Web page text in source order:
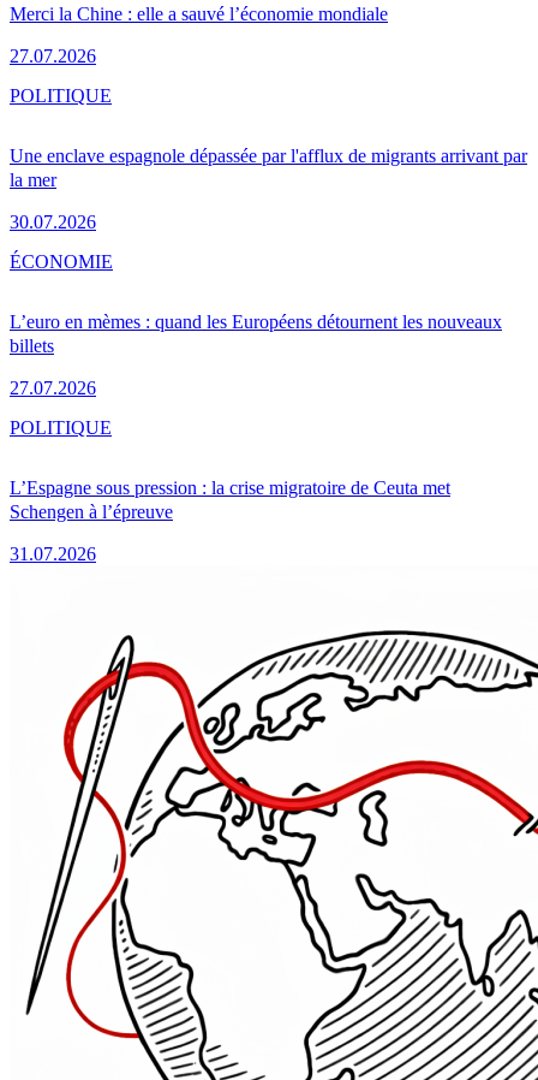
Merci la Chine : elle a sauvé l’économie mondiale
27.07.2026
Une enclave espagnole dépassée par l'afflux de migrants arrivant par
la mer
30.07.2026
POLITIQUE
L’euro en mèmes : quand les Européens détournent les nouveaux
billets
27.07.2026
ÉCONOMIE
L’Espagne sous pression : la crise migratoire de Ceuta met
Schengen à l’épreuve
31.07.2026
POLITIQUE